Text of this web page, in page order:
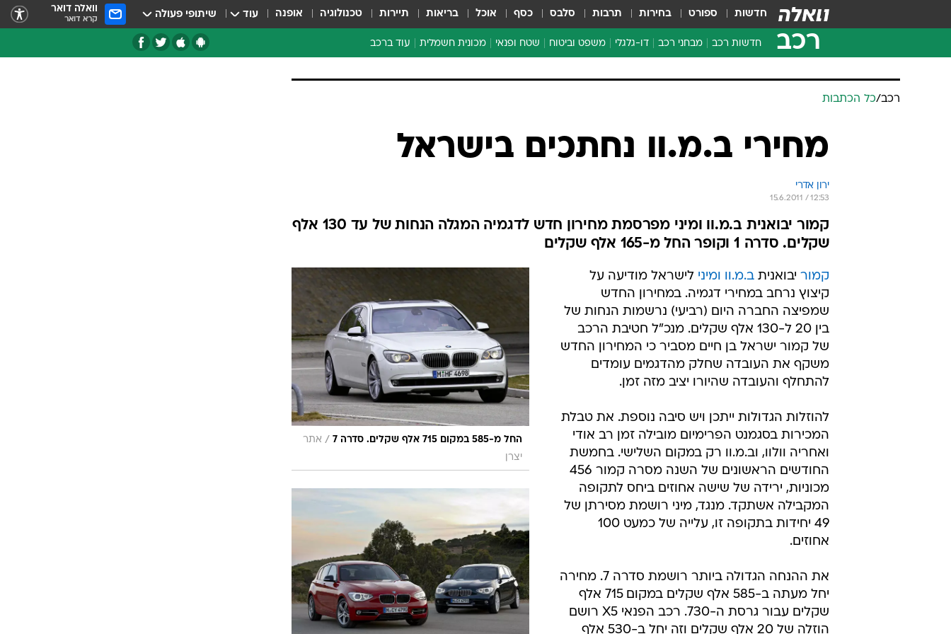
חדשות ספורט בחירות תרבות סלבס כסף אוכל בריאות תיירות טכנולוגיה אופנה עוד שיתופי פעולה וואלה דואר
קרא דואר
רכב חדשות רכב מבחני רכב דו-גלגלי משפט וביטוח שטח ופנאי מכונית חשמלית עוד ברכב
מבצעים חמים
מבחנים ארוכי טווח
משומשות
טכנולוגיה
סדנאות ושיפורים
דעות
כל הכתבות
ארכיון מדורים סוגרים שנה
פוטו רצח
טוטאלוס
כתבו לנו
רכב/כל הכתבות
מחירי ב.מ.וו נחתכים בישראל
ירון אדרי
15.6.2011 / 12:53
קמור יבואנית ב.מ.וו ומיני מפרסמת מחירון חדש לדגמיה המגלה הנחות של עד 130 אלף
שקלים. סדרה 1 וקופר החל מ-165 אלף שקלים
החל מ-585 במקום 715 אלף שקלים. סדרה 7 / אתר
יצרן
קמור יבואנית ב.מ.וו ומיני לישראל מודיעה על
קיצוץ נרחב במחירי דגמיה. במחירון החדש
שמפיצה החברה היום (רביעי) נרשמות הנחות של
בין 20 ל-130 אלף שקלים. מנכ"ל חטיבת הרכב
של קמור ישראל בן חיים מסביר כי המחירון החדש
משקף את העובדה שחלק מהדגמים עומדים
להתחלף והעובדה שהיורו יציב מזה זמן.
להוזלות הגדולות ייתכן ויש סיבה נוספת. את טבלת
המכירות בסגמנט הפרימיום מובילה זמן רב אודי
ואחריה וולוו, וב.מ.וו רק במקום השלישי. בחמשת
החודשים הראשונים של השנה מסרה קמור 456
מכוניות, ירידה של שישה אחוזים ביחס לתקופה
המקבילה אשתקד. מנגד, מיני רושמת מסירתן של
49 יחידות בתקופה זו, עלייה של כמעט 100
אחוזים.
את ההנחה הגדולה ביותר רושמת סדרה 7. מחירה
יחל מעתה ב-585 אלף שקלים במקום 715 אלף
שקלים עבור גרסת ה-730. רכב הפנאי X5 רושם
הוזלה של 20 אלף שקלים וזה יחל ב-530 אלף